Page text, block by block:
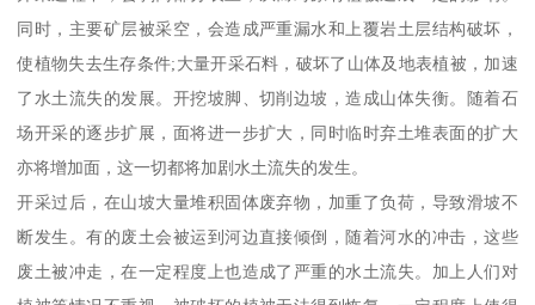
同时，主要矿层被采空，会造成严重漏水和上覆岩土层结构破坏，
使植物失去生存条件;大量开采石料，破坏了山体及地表植被，加速
了水土流失的发展。开挖坡脚、切削边坡，造成山体失衡。随着石
场开采的逐步扩展，面将进一步扩大，同时临时弃土堆表面的扩大
亦将增加面，这一切都将加剧水土流失的发生。
开采过后，在山坡大量堆积固体废弃物，加重了负荷，导致滑坡不
断发生。有的废土会被运到河边直接倾倒，随着河水的冲击，这些
废土被冲走，在一定程度上也造成了严重的水土流失。加上人们对